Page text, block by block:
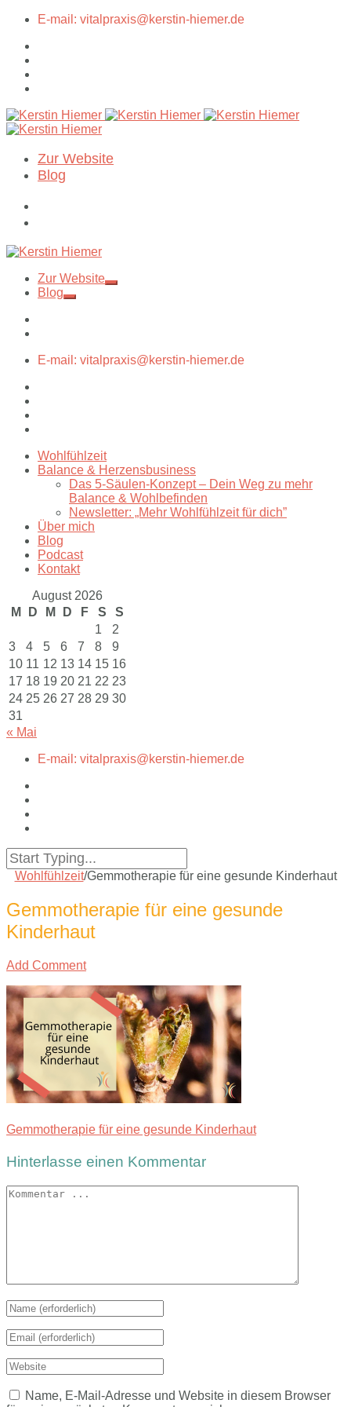
E-mail: vitalpraxis@kerstin-hiemer.de
Zur Website
Blog
Zur Website
Blog
E-mail: vitalpraxis@kerstin-hiemer.de
Wohlfühlzeit
Balance & Herzensbusiness
Das 5-Säulen-Konzept – Dein Weg zu mehr
Balance & Wohlbefinden
Newsletter: „Mehr Wohlfühlzeit für dich”
Über mich
Blog
Podcast
Kontakt
August 2026
M
D M D F S
S
1
2
3
4 5 6 7 8
9
10 11 12 13 14 15 16
17 18 19 20 21 22 23
24 25 26 27 28 29 30
31
« Mai
E-mail: vitalpraxis@kerstin-hiemer.de
Wohlfühlzeit/Gemmotherapie für eine gesunde Kinderhaut
Gemmotherapie für eine gesunde
Kinderhaut
Add Comment
Gemmotherapie für eine gesunde Kinderhaut
Hinterlasse einen Kommentar
Name, E-Mail-Adresse und Website in diesem Browser